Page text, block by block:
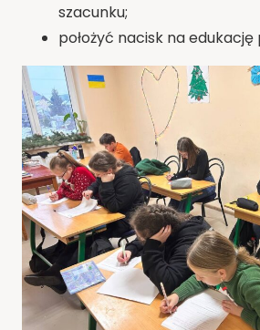
szacunku;
położyć nacisk na